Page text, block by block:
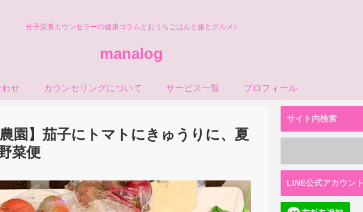
分子栄養カウンセラーの健康コラムとおうちごはんと旅とグルメ♪
manalog
せ カウンセリングについて サービス一覧 プロフィール
園】茄子にトマトにきゅうりに、夏
菜便
サイト内検索
LINE公式アカウント